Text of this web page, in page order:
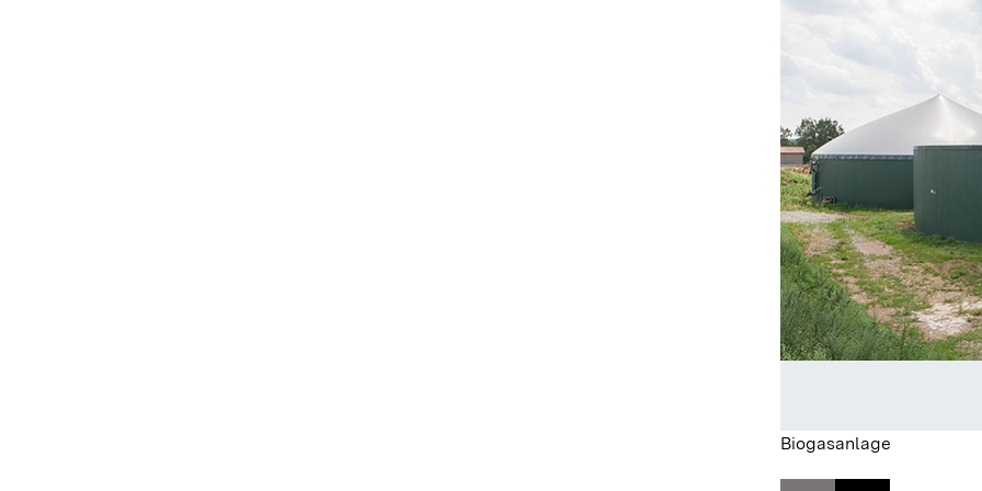
Biogasanlage